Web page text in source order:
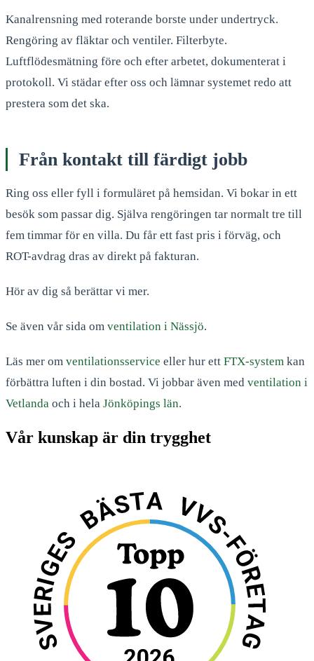
Kanalrensning med roterande borste under undertryck.
Rengöring av fläktar och ventiler. Filterbyte.
Luftflödesmätning före och efter arbetet, dokumenterat i
protokoll. Vi städar efter oss och lämnar systemet redo att
prestera som det ska.
Från kontakt till färdigt jobb
Ring oss eller fyll i formuläret på hemsidan. Vi bokar in ett
besök som passar dig. Själva rengöringen tar normalt tre till
fem timmar för en villa. Du får ett fast pris i förväg, och
ROT-avdrag dras av direkt på fakturan.
Hör av dig så berättar vi mer.
Se även vår sida om ventilation i Nässjö.
Läs mer om ventilationsservice eller hur ett FTX-system kan
förbättra luften i din bostad. Vi jobbar även med ventilation i
Vetlanda och i hela Jönköpings län.
Vår kunskap är din trygghet